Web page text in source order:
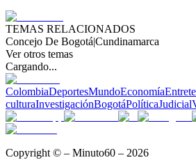
TEMAS RELACIONADOS
Concejo De Bogotá|Cundinamarca
Ver otros temas
Cargando...
ColombiaDeportesMundoEconomía
culturaInvestigaciónBogotáPolíticaJudicial
Copyright © – Minuto60 – 2026